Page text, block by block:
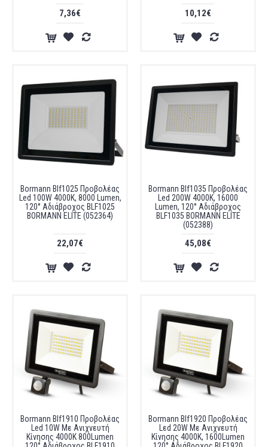
7,36€ 10,12€
Bormann Blf1025 Προβολέας
Led 100W 4000K, 8000 Lumen,
120° Αδιάβροχος BLF1025
BORMANN ELITE (052364)
22,07€
Bormann Blf1035 Προβολέας
Led 200W 4000K, 16000
Lumen, 120° Αδιάβροχος
BLF1035 BORMANN ELITE
(052388)
45,08€
Bormann Blf1910 Προβολέας
Led 10W Με Ανιχνευτή
Κίνησης 4000K 800Lumen
Bormann Blf1920 Προβολέας
Lεd 20W Με Ανιχνευτή
Κίνησης 4000K, 1600Lumen